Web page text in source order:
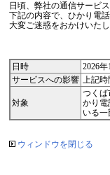
日頃、弊社の通信サービ
下記の内容で、ひかり電
大変ご迷惑をおかけいた
日時
2026
サービスへの影響 上記時
対象
つくば
かり電
いる
ウィンドウを閉じる